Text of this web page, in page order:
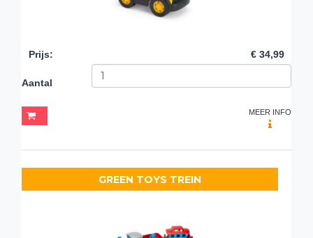
Prijs: € 34,99
Aantal
MEER INFO
GREEN TOYS TREIN